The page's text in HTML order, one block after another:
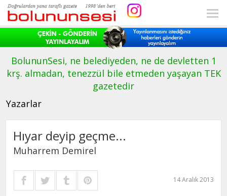
BolununSesi, ne belediyeden, ne de devletten 1
krş. almadan, tenezzül bile etmeden yaşayan TEK
gazetedir
Yazarlar
Hıyar deyip geçme...
Muharrem Demirel
14 Aralık 2013